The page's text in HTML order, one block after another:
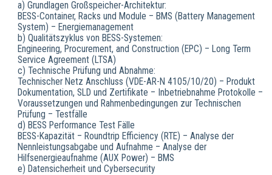
a) Grundlagen Großspeicher-Architektur:
BESS-Container, Racks und Module – BMS (Battery Management
System) – Energiemanagement
b) Qualitätszyklus von BESS-Systemen:
Engineering, Procurement, and Construction (EPC) – Long Term
Service Agreement (LTSA)
c) Technische Prüfung und Abnahme:
Technischer Netz Anschluss (VDE-AR-N 4105/10/20) – Produkt
Dokumentation, SLD und Zertifikate – Inbetriebnahme Protokolle –
Voraussetzungen und Rahmenbedingungen zur Technischen
Prüfung – Testfälle
d) BESS Performance Test Fälle
BESS-Kapazität – Roundtrip Efficiency (RTE) – Analyse der
Nennleistungsabgabe und Aufnahme – Analyse der
Hilfsenergieaufnahme (AUX Power) – BMS
e) Datensicherheit und Cybersecurity